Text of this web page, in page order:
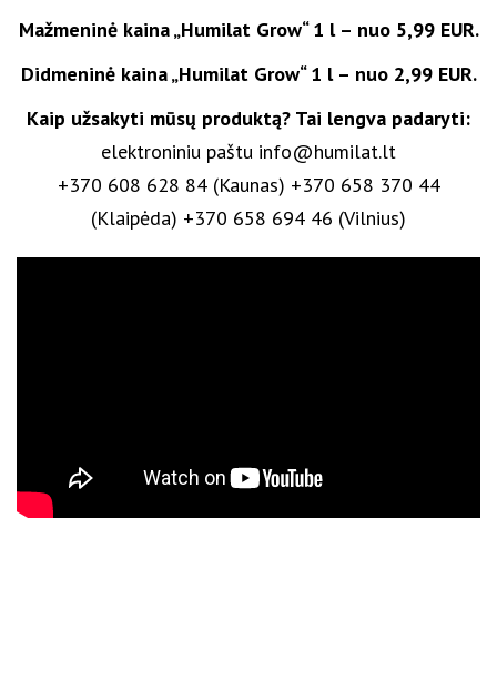
Mažmeninė kaina „Humilat Grow“ 1 l – nuo 5,99 EUR.
Didmeninė kaina „Humilat Grow“ 1 l – nuo 2,99 EUR.
Kaip užsakyti mūsų produktą? Tai lengva padaryti:
elektroniniu paštu info@humilat.lt
+370 608 628 84 (Kaunas) +370 658 370 44
(Klaipėda) +370 658 694 46 (Vilnius)